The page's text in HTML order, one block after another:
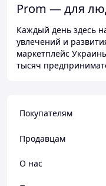
Prom — для
Каждый день здесь
увлечений и
маркетплейс
тысяч
Покупателям
Продавцам
О нас